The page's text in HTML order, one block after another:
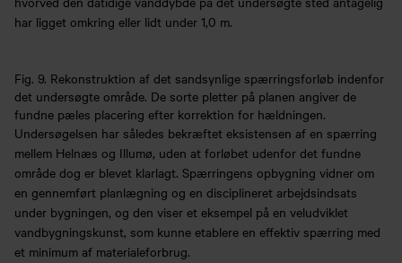
har ligget omkring eller lidt under 1,0 m.
Fig. 9. Rekonstruktion af det sandsynlige spærringsforløb indenfor
det undersøgte område. De sorte pletter på planen angiver de
fundne pæles placering efter korrektion for hældningen.
Undersøgelsen har således bekræftet eksistensen af en spærring
mellem Helnæs og Illumø, uden at forløbet udenfor det fundne
område dog er blevet klarlagt. Spærringens opbygning vidner om
en gennemført planlægning og en disciplineret arbejdsindsats
under bygningen, og den viser et eksempel på en veludviklet
vandbygningskunst, som kunne etablere en effektiv spærring med
et minimum af materialeforbrug.